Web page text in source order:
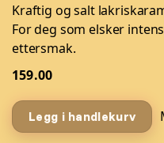
Kraftig og salt
For deg som elsker
ettersmak.
159.00
Legg i handlekurv